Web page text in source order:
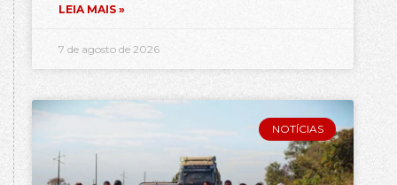
LEIA MAIS »
7 de agosto de 2026
NOTÍCIAS